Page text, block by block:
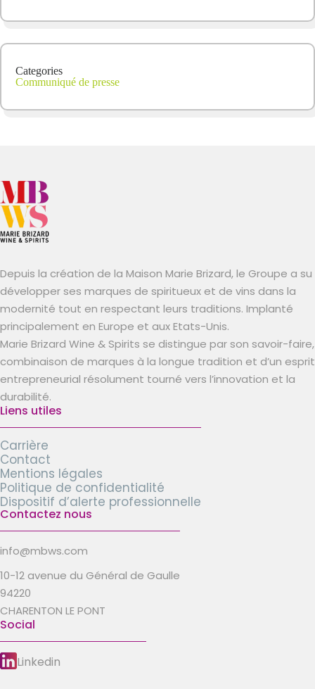
Categories
Communiqué de presse
Depuis la création de la Maison Marie Brizard, le Groupe a su
développer ses marques de spiritueux et de vins dans la
modernité tout en respectant leurs traditions. Implanté
principalement en Europe et aux Etats-Unis.
Marie Brizard Wine & Spirits se distingue par son savoir-faire,
combinaison de marques à la longue tradition et d’un esprit
entrepreneurial résolument tourné vers l’innovation et la
durabilité.
Liens utiles
Carrière
Contact
Mentions légales
Politique de confidentialité
Dispositif d’alerte professionnelle
Contactez nous
info@mbws.com
10-12 avenue du Général de Gaulle
94220
CHARENTON LE PONT
Social
Linkedin